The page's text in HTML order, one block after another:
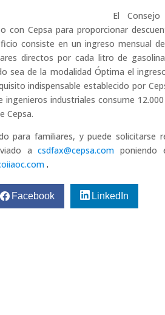
El
con Cepsa para proporcionar
consiste en un ingreso mensual
directos por cada litro de
sea de la modalidad Óptima el
indispensable establecido por
industriales consume
Cepsa.
para familiares, y puede solicitarse
acsdfax@cepsa.com poniendo
.
Facebook LinkedIn